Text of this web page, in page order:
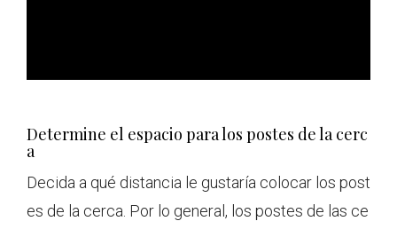
Determine el espacio para los postes de la cerc
a
Decida a qué distancia le gustaría colocar los post
es de la cerca. Por lo general, los postes de las ce